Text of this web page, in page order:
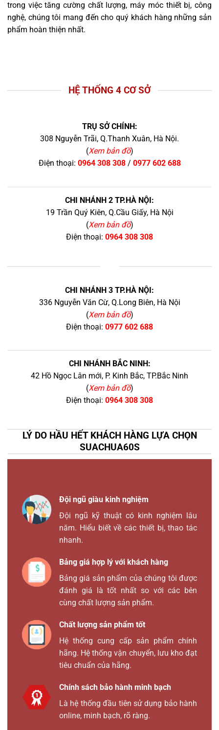
trong việc tăng cường chất lượng, máy móc thiết bị, công
nghệ, chúng tôi mang đến cho quý khách hàng những sản
phẩm hoàn thiện nhất.
HỆ THỐNG 4 CƠ SỞ
TRỤ SỞ CHÍNH:
308 Nguyễn Trãi, Q.Thanh Xuân, Hà Nội.
(Xem bản đồ)
Điện thoại: 0964 308 308/ 0977 602 688
CHI NHÁNH 2 TP.HÀ NỘI:
19 Trần Quý Kiên, Q.Cầu Giấy, Hà Nội
(Xem bản đồ)
Điện thoại: 0964 308 308
CHI NHÁNH 3 TP.HÀ NỘI:
336 Nguyễn Văn Cừ, Q.Long Biên, Hà Nội
(Xem bản đồ)
Điện thoại: 0977 602 688
CHI NHÁNH BẮC NINH:
42 Hồ Ngọc Lân mới, P. Kinh Bắc, TP.Bắc Ninh
(Xem bản đồ)
Điện thoại: 0964 308 308
LÝ DO HẦU HẾT KHÁCH HÀNG LỰA CHỌN
SUACHUA60S
Đội ngũ giàu kinh nghiệm
Đội ngũ kỹ thuật có kinh nghiệm lâu
năm. Hiểu biết về các thiết bị, thao tác
nhanh.
Bảng giá hợp lý với khách hàng
Bảng giá sản phẩm của chúng tôi được
đánh giá là tốt nhất so với các bên
cùng chất lượng sản phẩm.
Chất lượng sản phẩm tốt
Hệ thống cung cấp sản phẩm chính
hãng. Hệ thống vận chuyển, lưu kho đạt
tiêu chuẩn của hãng.
Chính sách bảo hành minh bạch
Là hệ thống đầu tiên sử dụng bảo hành
online, minh bạch, rõ ràng.